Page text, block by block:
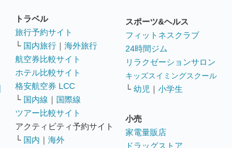
トラベル
旅行予約サイト
└ 国内旅行 ｜ 海外旅行
航空券比較サイト
ホテル比較サイト
格安航空券 LCC
└ 国内線 ｜ 国際線
ツアー比較サイト
アクティビティ予約サイト
└ 国内 ｜ 海外
スポーツ&ヘルス
フィットネスクラブ
24時間ジム
リラクゼーションサロン
キッズスイミングスクール
└ 幼児 ｜ 小学生
小売
家電量販店
ドラッグストア